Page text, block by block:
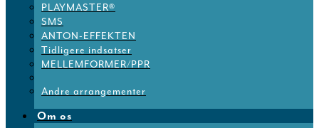
PLAYMASTER®
SMS
ANTON-EFFEKTEN
Tidligere indsatser
MELLEMFORMER/PPR
Andre arrangementer
Om os